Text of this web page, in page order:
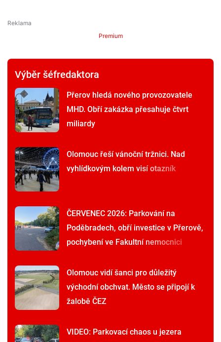
Premium
Výběr šéfredaktora
Přerov hledá nového provozovatele
MHD. Obří zakázka přesahuje čtvrt
miliardy
Olomouc řeší vánoční tržnici. Nad
vyhlídkovým kolem visí otazník
ČERVENEC 2026: Parkování na
Poděbradech, obří investice v Přerově,
pochybení ve Fakultní nemocnici
Olomouc vidí šanci pro důležitý
východní obchvat. Město se připojí k
žalobě ČEZ
VIDEO: Parkovací chaos u jezera